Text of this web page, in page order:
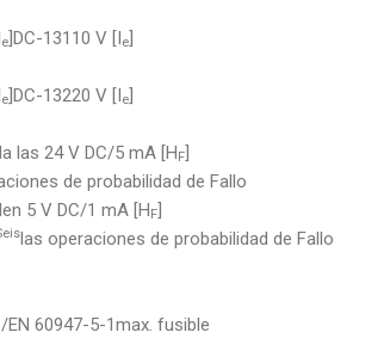
e]DC-13110 V [Ie]
e]DC-13220 V [Ie]
las 24 V DC/5 mA [H F]
de probabilidad de Fallo
5 V DC/1 mA [H F]
las operaciones de probabilidad de Fallo
60947-5-1max. fusible